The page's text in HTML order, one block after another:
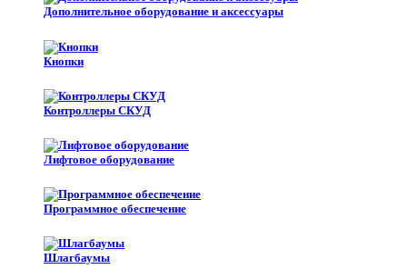
Дополнительное оборудование и аксессуары
Кнопки
Контроллеры СКУД
Лифтовое оборудование
Программное обеспечение
Шлагбаумы